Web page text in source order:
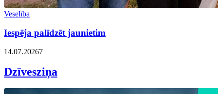
Veselība
Iespēja palīdzēt jaunietim
14.07.20267
Dzīvesziņa